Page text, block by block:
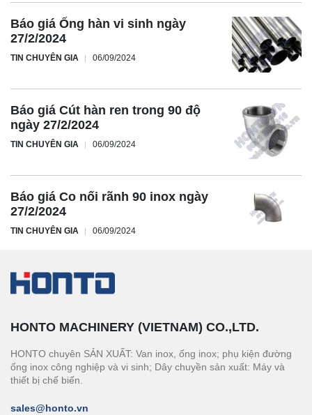
Báo giá Ống hàn vi sinh ngày
27/2/2024
TIN CHUYÊN GIA 06/09/2024
Báo giá Cút hàn ren trong 90 độ
ngày 27/2/2024
TIN CHUYÊN GIA 06/09/2024
Báo giá Co nối rãnh 90 inox ngày
27/2/2024
TIN CHUYÊN GIA 06/09/2024
HONTO MACHINERY (VIETNAM) CO.,LTD.
HONTO chuyên SẢN XUẤT: Van inox, ống inox; phụ kiện đường
ống inox công nghiệp và vi sinh; Dây chuyền sản xuất: Máy và
thiết bị chế biến.
sales@honto.vn